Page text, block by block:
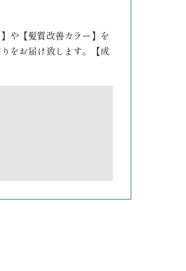
や【髪質改善カラー】を
をお届け致します。【成